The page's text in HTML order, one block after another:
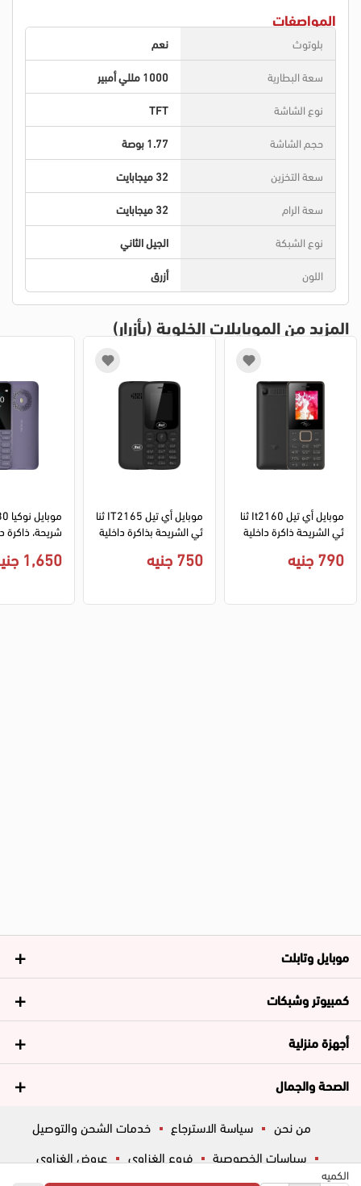
الكميه
المواصفات
بلوتوث
نعم
سعة البطارية
1000 مللي أمبير
نوع الشاشة
TFT
حجم الشاشة
1.77 بوصة
سعة التخزين
32 ميجابايت
سعة الرام
32 ميجابايت
نوع الشبكة
الجيل الثاني
اللون
أزرق
المزيد من الموبايلات الخلوية (بأزرار)
موبايل أي تيل It2160 ثنا
790 جنيه
موبايل أي تيل IT2165 ثنا
750 جنيه
ت، شبكة الجيل
1,650 جنيه
موبايل وتابلت
كمبيوتر وشبكات
أجهزة منزلية
الصحة والجمال
من نحن سياسة الاسترجاع
خدمات الشحن والتوصيل
سياسات الخصوصية
فروع الغزاوي
عروض الغزاوي